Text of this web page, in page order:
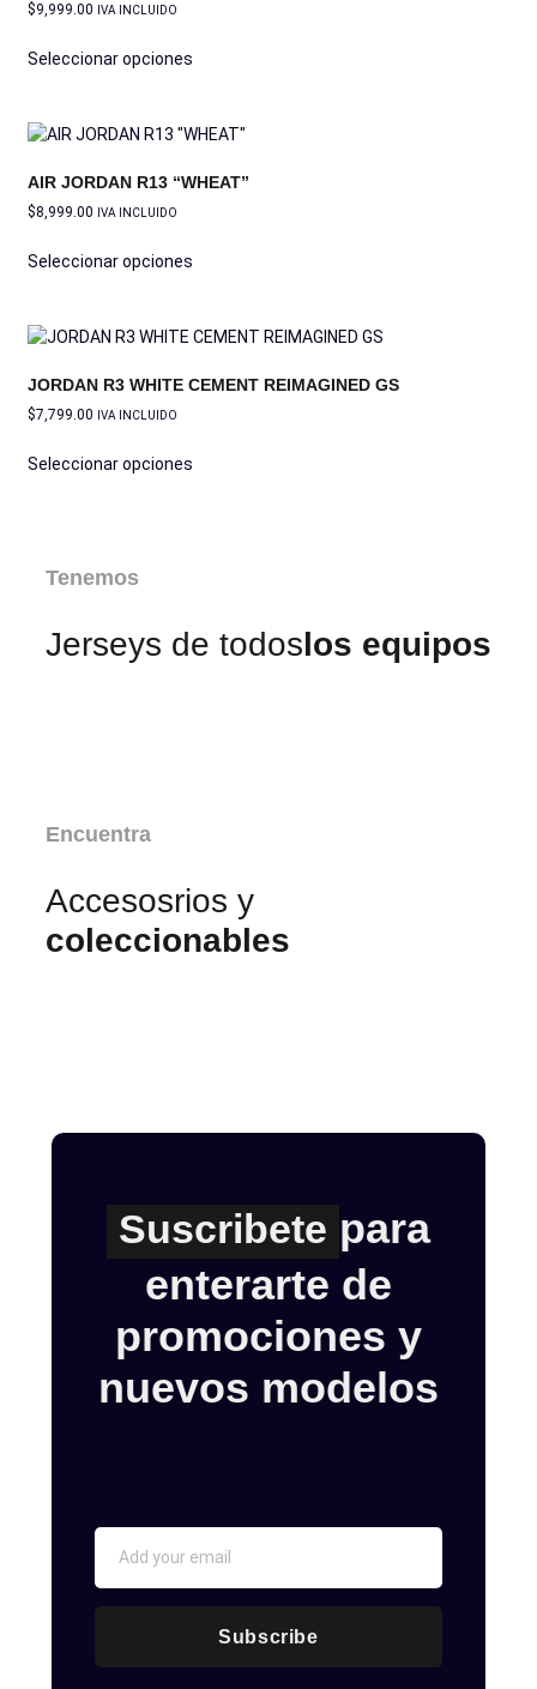
$9,999.00 IVA INCLUIDO
Seleccionar opciones
AIR JORDAN R13 “WHEAT”
$8,999.00 IVA INCLUIDO
Seleccionar opciones
JORDAN R3 WHITE CEMENT REIMAGINED GS
$7,799.00 IVA INCLUIDO
Seleccionar opciones
Tenemos
Jerseys de todoslos equipos
Encuentra
Accesosrios y
coleccionables
Suscribete para
enterarte de
promociones y
nuevos modelos
Subscribe